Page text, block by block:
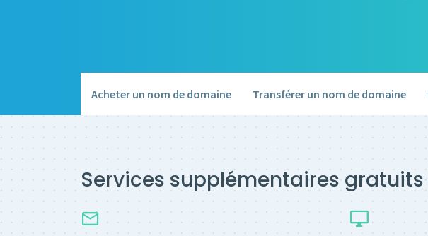
Acheter un nom de domaine Transférer un nom de domaine
Services supplémentaires